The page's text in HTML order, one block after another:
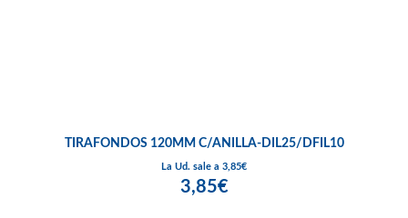
TIRAFONDOS 120MM C/ANILLA-DIL25/DFIL10
La Ud. sale a 3,85€
3,85€